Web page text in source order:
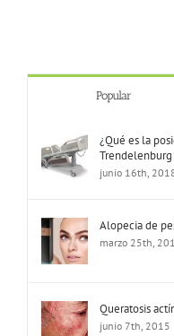
Popular
¿Qué es la
junio 16th,
Alopecia de
marzo 25th,
Queratosis
junio 7th, 2015